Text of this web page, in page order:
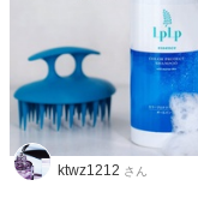
ktwz1212 さん